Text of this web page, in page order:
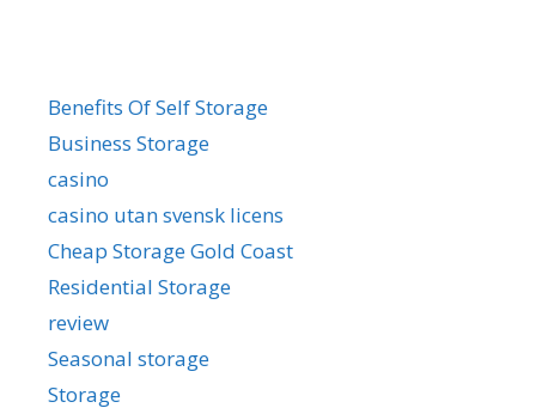
Benefits Of Self Storage
Business Storage
casino
casino utan svensk licens
Cheap Storage Gold Coast
Residential Storage
review
Seasonal storage
Storage